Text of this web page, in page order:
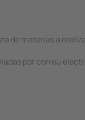
de materias a
por correu